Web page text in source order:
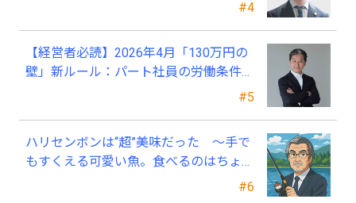
#4
#5
【経営者必読】2026年4月「130万円の
壁」新ルール：パート社員の労働条件通
#6
ハリセンボンは“超”美味だった ～手で
もすくえる可愛い魚。食べるのはちょっ